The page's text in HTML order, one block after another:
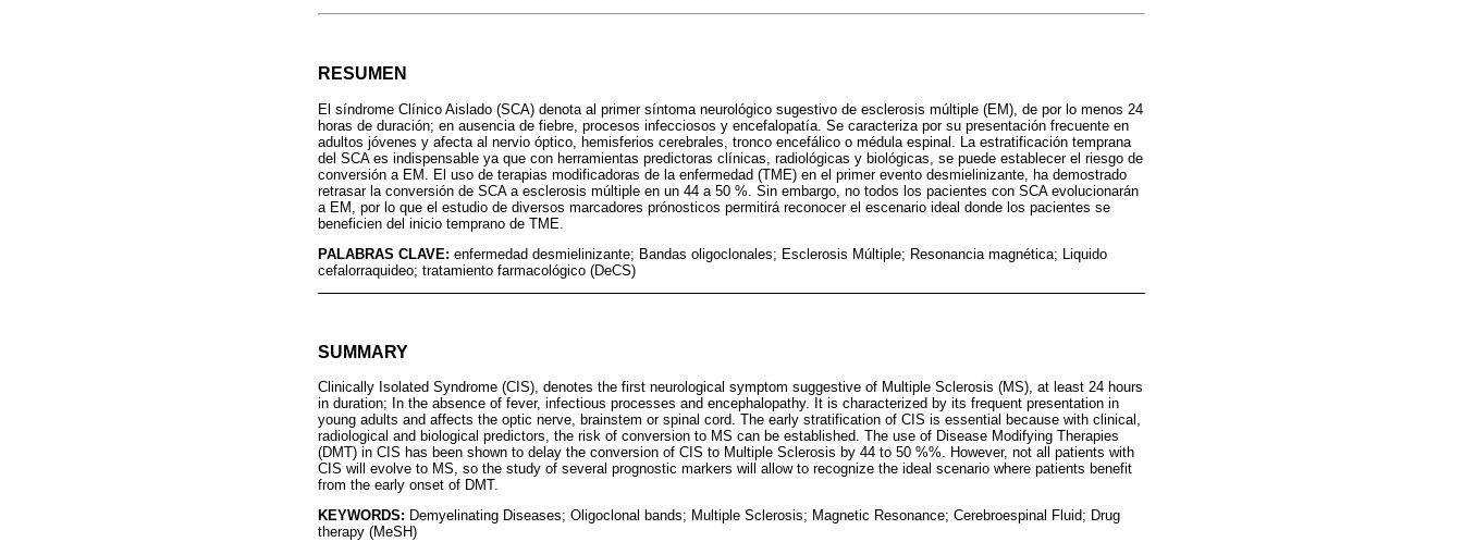
RESUMEN
El síndrome Clínico Aislado (SCA) denota al primer síntoma neurológico sugestivo de esclerosis múltiple (EM), de por lo menos 24
horas de duración; en ausencia de fiebre, procesos infecciosos y encefalopatía. Se caracteriza por su presentación frecuente en
adultos jóvenes y afecta al nervio óptico, hemisferios cerebrales, tronco encefálico o médula espinal. La estratificación temprana
del SCA es indispensable ya que con herramientas predictoras clínicas, radiológicas y biológicas, se puede establecer el riesgo de
conversión a EM. El uso de terapias modificadoras de la enfermedad (TME) en el primer evento desmielinizante, ha demostrado
retrasar la conversión de SCA a esclerosis múltiple en un 44 a 50 %. Sin embargo, no todos los pacientes con SCA evolucionarán
a EM, por lo que el estudio de diversos marcadores prónosticos permitirá reconocer el escenario ideal donde los pacientes se
beneficien del inicio temprano de TME.
PALABRAS CLAVE: enfermedad desmielinizante; Bandas oligoclonales; Esclerosis Múltiple; Resonancia magnética; Liquido
cefalorraquideo; tratamiento farmacológico (DeCS)
SUMMARY
Clinically Isolated Syndrome (CIS), denotes the first neurological symptom suggestive of Multiple Sclerosis (MS), at least 24 hours
in duration; In the absence of fever, infectious processes and encephalopathy. It is characterized by its frequent presentation in
young adults and affects the optic nerve, brainstem or spinal cord. The early stratification of CIS is essential because with clinical,
radiological and biological predictors, the risk of conversion to MS can be established. The use of Disease Modifying Therapies
(DMT) in CIS has been shown to delay the conversion of CIS to Multiple Sclerosis by 44 to 50 %%. However, not all patients with
CIS will evolve to MS, so the study of several prognostic markers will allow to recognize the ideal scenario where patients benefit
from the early onset of DMT.
KEYWORDS: Demyelinating Diseases; Oligoclonal bands; Multiple Sclerosis; Magnetic Resonance; Cerebroespinal Fluid; Drug
therapy (MeSH)